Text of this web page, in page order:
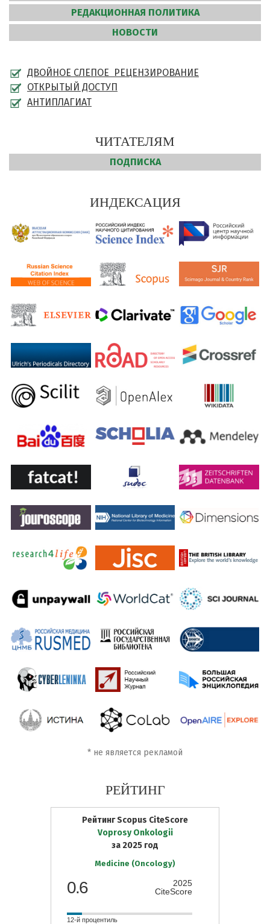
РЕДАКЦИОННАЯ ПОЛИТИКА
НОВОСТИ
ДВОЙНОЕ СЛЕПОЕ РЕЦЕНЗИРОВАНИЕ
ОТКРЫТЫЙ ДОСТУП
АНТИПЛАГИАТ
ЧИТАТЕЛЯМ
ПОДПИСКА
ИНДЕКСАЦИЯ
* не является рекламой
РЕЙТИНГ
Рейтинг Scopus CiteScore
Voprosy Onkologii
за 2025 год
Medicine (Oncology)
0.6
2025
CiteScore
12-й процентиль